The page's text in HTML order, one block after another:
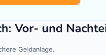
Vor- und
Geldanlage.